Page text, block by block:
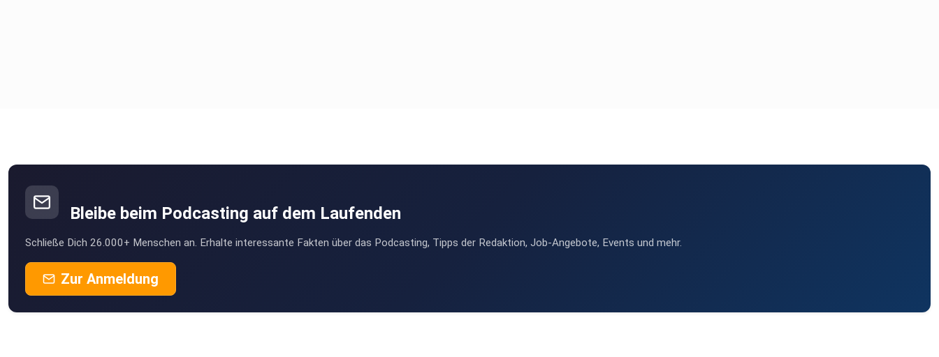
Bleibe beim Podcasting auf dem Laufenden
Schließe Dich 26.000+ Menschen an. Erhalte interessante Fakten über das Podcasting, Tipps der Redaktion, Job-Angebote, Events und mehr.
Zur Anmeldung